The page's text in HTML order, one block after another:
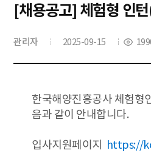
[채용공고] 체험형 인
관리자 2025-09-15
한국해양진흥공사 체험형
음과 같이 안내합니다.
입사지원페이지 https://